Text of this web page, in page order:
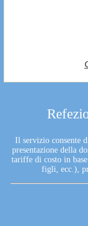
Il servizio consente
presentazione della
tariffe di costo in
figli, ecc.),